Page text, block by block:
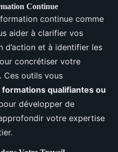
Continue
continue comme
aider à clarifier vos
d’action et à identifier les
concrétiser votre
Ces outils vous
formations qualifiantes ou
développer de
votre expertise